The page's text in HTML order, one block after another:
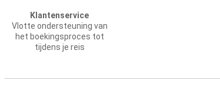
Klantenservice
Vlotte ondersteuning van
het boekingsproces tot
tijdens je reis